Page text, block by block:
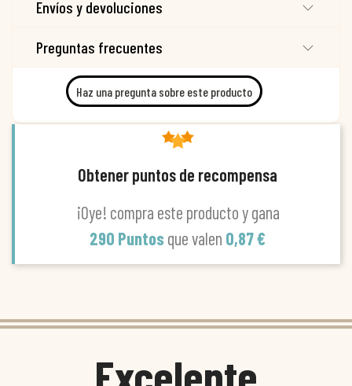
Envíos y devoluciones
Preguntas frecuentes
Haz una pregunta sobre este producto
Obtener puntos de recompensa
¡Oye! compra este producto y gana
290 Puntos que valen 0,87 €